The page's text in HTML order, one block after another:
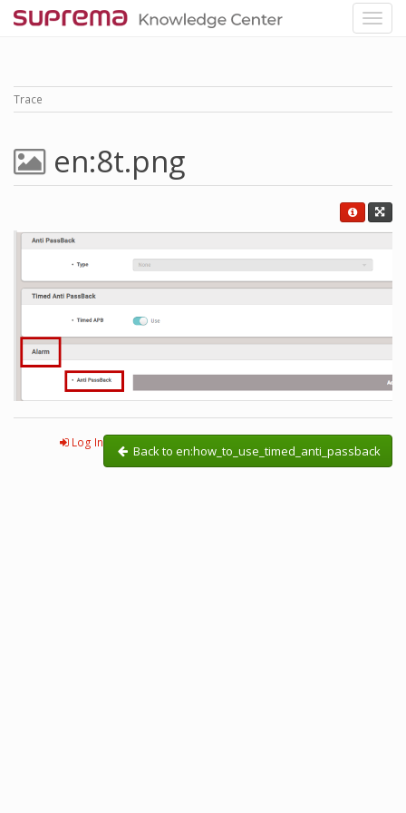
Trace
en:8t.png
Back to en:how_to_use_timed_anti_passback
Log In